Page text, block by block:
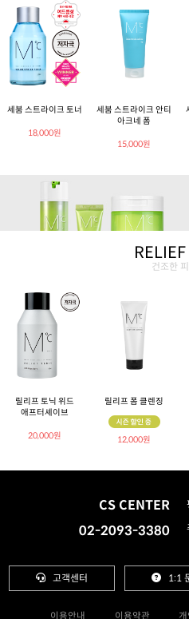
세붐 스트라이크 토너
18,000원
세붐 스트라이크 안티
아크네 폼
15,000원
RELIEF
건조한
릴리프 토닉 위드
애프터셰이브
20,000원
릴리프 폼 클렌징
12,000원
CS CENTER
02-2093-3380
고객센터 1:1
이용안내 이용약관